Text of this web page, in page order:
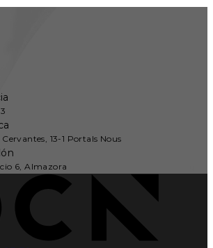
13-1 Portals Nous
6, Almazora